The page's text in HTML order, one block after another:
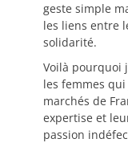
geste simple
les liens entre
solidarité.
Voilà pourquoi
les femmes
marchés de
expertise et
passion